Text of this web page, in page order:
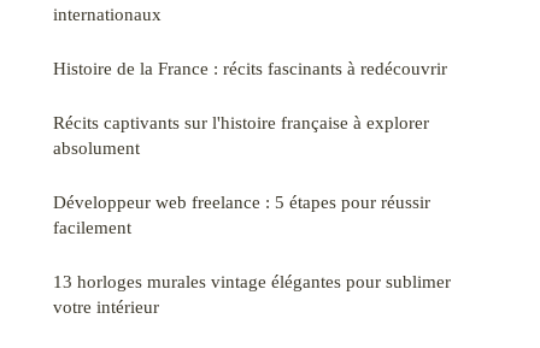
internationaux
Histoire de la France : récits fascinants à redécouvrir
Récits captivants sur l'histoire française à explorer
absolument
Développeur web freelance : 5 étapes pour réussir
facilement
13 horloges murales vintage élégantes pour sublimer
votre intérieur